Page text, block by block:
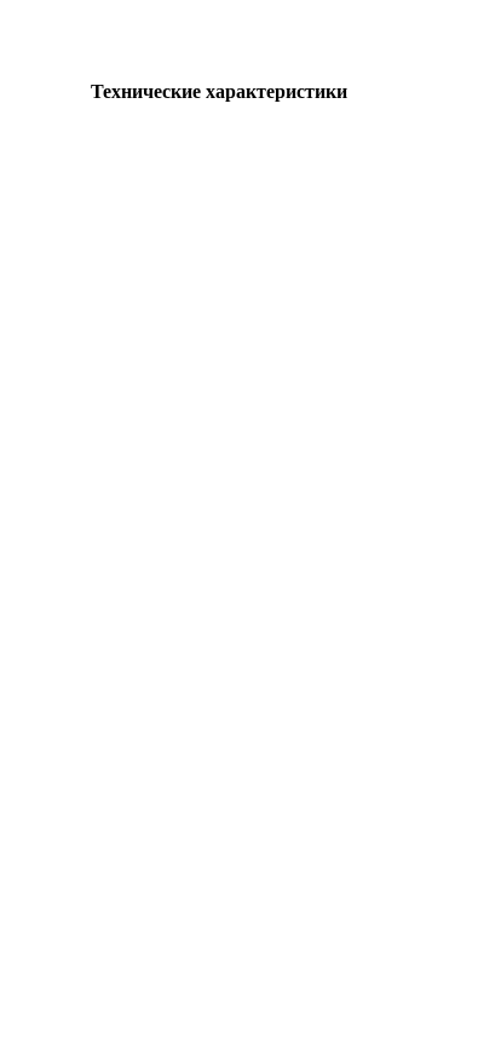
Технические характеристики